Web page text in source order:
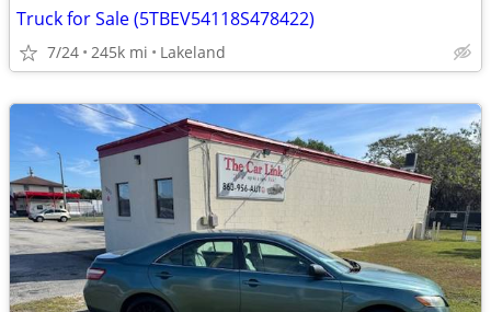
Truck for Sale (5TBEV54118S478422)
7/24 245k mi Lakeland